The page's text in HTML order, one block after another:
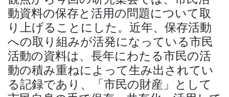
動資料の保存と活用の問題について取
り上げることにした。近年、保存活動
への取り組みが活発になっている市民
活動の資料は、長年にわたる市民の活
動の積み重ねによって生み出されてい
る記録であり、「市民の財産」として